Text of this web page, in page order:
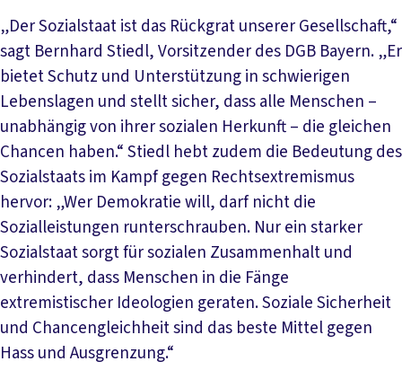
„Der Sozialstaat ist das Rückgrat unserer Gesellschaft,“
sagt Bernhard Stiedl, Vorsitzender des DGB Bayern. „Er
bietet Schutz und Unterstützung in schwierigen
Lebenslagen und stellt sicher, dass alle Menschen –
unabhängig von ihrer sozialen Herkunft – die gleichen
Chancen haben.“ Stiedl hebt zudem die Bedeutung des
Sozialstaats im Kampf gegen Rechtsextremismus
hervor: „Wer Demokratie will, darf nicht die
Sozialleistungen runterschrauben. Nur ein starker
Sozialstaat sorgt für sozialen Zusammenhalt und
verhindert, dass Menschen in die Fänge
extremistischer Ideologien geraten. Soziale Sicherheit
und Chancengleichheit sind das beste Mittel gegen
Hass und Ausgrenzung.“